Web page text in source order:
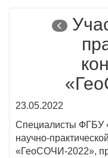
23.05.2022
Специалисты ФГБУ
научно-
«ГеоСОЧИ-2022»,